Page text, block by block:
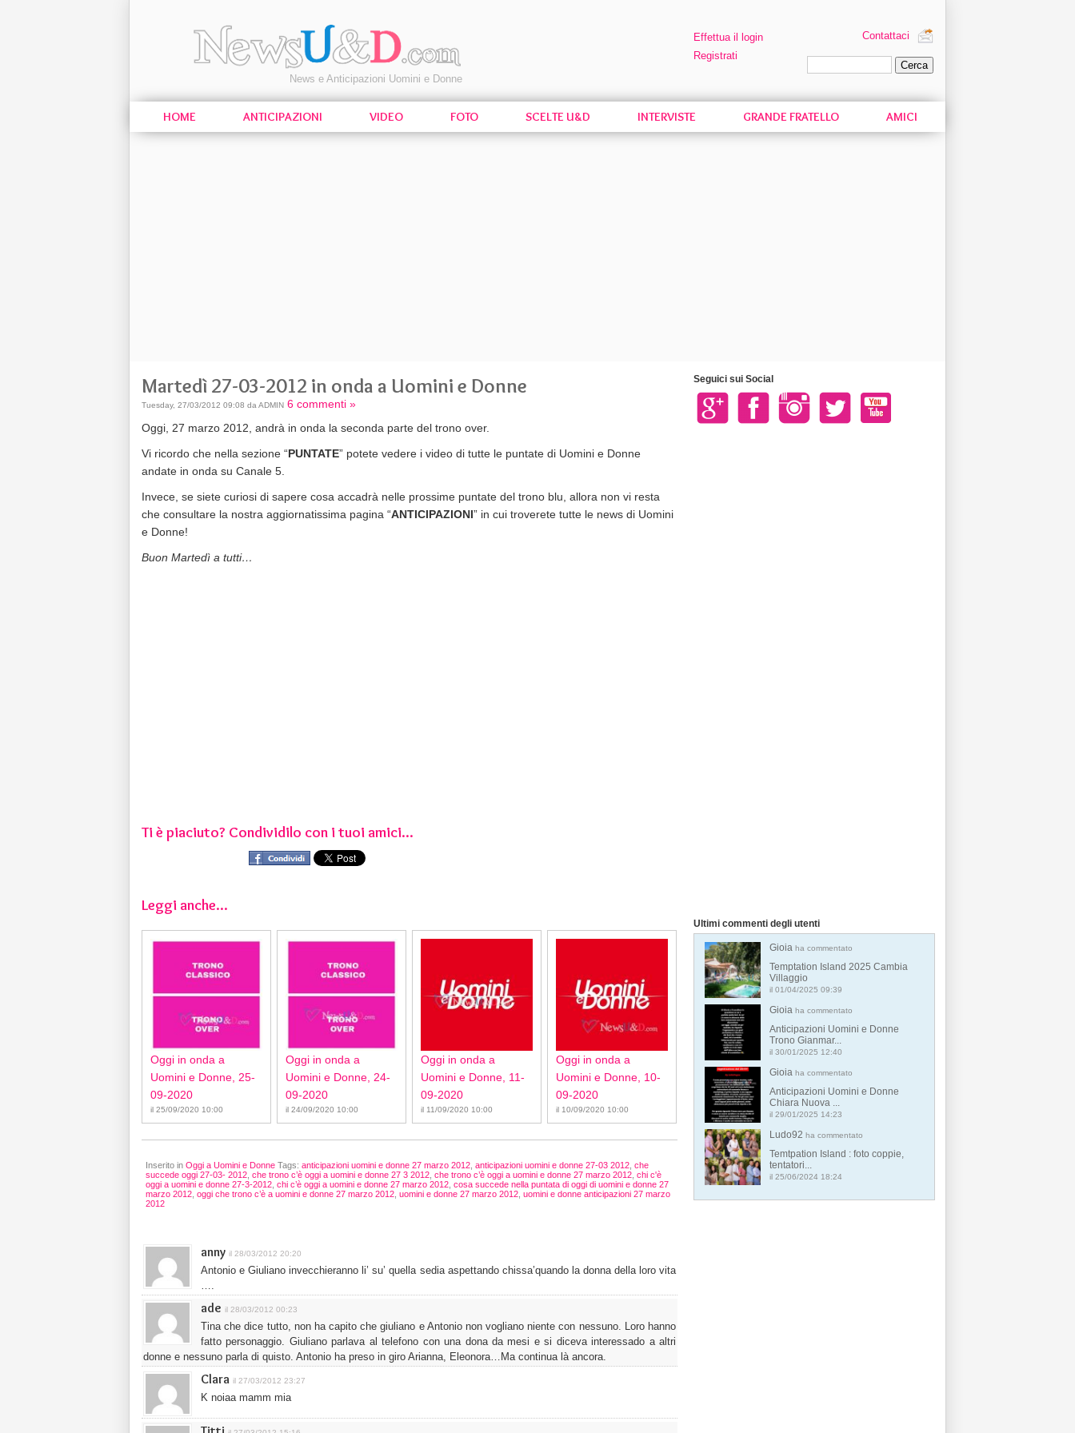
News e Anticipazioni Uomini e Donne
Effettua il login
Registrati
Contattaci
HOME ANTICIPAZIONI VIDEO FOTO SCELTE U&D INTERVISTE GRANDE FRATELLO AMICI
Martedì 27-03-2012 in onda a Uomini e Donne
Tuesday, 27/03/2012 09:08 da ADMIN 6 commenti »
Oggi, 27 marzo 2012, andrà in onda la seconda parte del trono over.
Vi ricordo che nella sezione “PUNTATE” potete vedere i video di tutte le puntate di Uomini e Donne
andate in onda su Canale 5.
Invece, se siete curiosi di sapere cosa accadrà nelle prossime puntate del trono blu, allora non vi resta
che consultare la nostra aggiornatissima pagina “ANTICIPAZIONI” in cui troverete tutte le news di Uomini
e Donne!
Buon Martedì a tutti…
Ti è piaciuto? Condividilo con i tuoi amici...
Leggi anche...
Oggi in onda a
Uomini e Donne, 25-
09-2020
il 25/09/2020 10:00
Oggi in onda a
Uomini e Donne, 24-
09-2020
il 24/09/2020 10:00
Oggi in onda a
Uomini e Donne, 11-
09-2020
il 11/09/2020 10:00
Oggi in onda a
Uomini e Donne, 10-
09-2020
il 10/09/2020 10:00
Inserito in Oggi a Uomini e Donne Tags: anticipazioni uomini e donne 27 marzo 2012 anticipazioni uomini e donne 27-03 2012 che
succede oggi 27-03- 2012 che trono c’è oggi a uomini e donne 27 3 2012 che trono c’è oggi a uomini e donne 27 marzo 2012 chi c'è
oggi a uomini e donne 27-3-2012 chi c’è oggi a uomini e donne 27 marzo 2012 cosa succede nella puntata di oggi di uomini e donne 27
marzo 2012 oggi che trono c’è a uomini e donne 27 marzo 2012 uomini e donne 27 marzo 2012 uomini e donne anticipazioni 27 marzo
2012
anny il 28/03/2012 20:20
Antonio e Giuliano invecchieranno li’ su’ quella sedia aspettando chissa’quando la donna della loro vita
….
ade il 28/03/2012 00:23
Tina che dice tutto, non ha capito che giuliano e Antonio non vogliano niente con nessuno. Loro hanno
fatto personaggio. Giuliano parlava al telefono con una dona da mesi e si diceva interessado a altri
donne e nessuno parla di quisto. Antonio ha preso in giro Arianna, Eleonora…Ma continua là ancora.
Clara il 27/03/2012 23:27
K noiaa mamm mia
Seguici sui Social
Ultimi commenti degli utenti
Gioia ha commentato
Temptation Island 2025 Cambia
Villaggio
il 01/04/2025 09:39
Gioia ha commentato
Anticipazioni Uomini e Donne
Trono Gianmar...
il 30/01/2025 12:40
Gioia ha commentato
Anticipazioni Uomini e Donne
Chiara Nuova ...
il 29/01/2025 14:23
Ludo92 ha commentato
Temtpation Island : foto coppie,
tentatori...
il 25/06/2024 18:24